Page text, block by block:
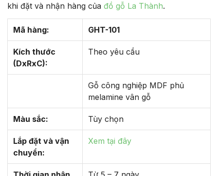
khi đặt và nhận hàng của đồ gỗ La Thành.
Mã hàng: GHT-101
Kích thước
(DxRxC):
Theo yêu cầu
Gỗ công nghiệp MDF phủ
melamine vân gỗ
Màu sắc: Tùy chọn
Lắp đặt và vận
chuyển:
Xem tại đây